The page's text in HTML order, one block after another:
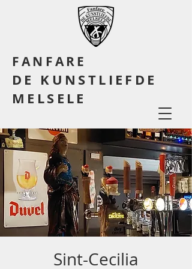
FANFARE
DE KUNSTLIEFDE
MELSELE
Sint-Cecilia